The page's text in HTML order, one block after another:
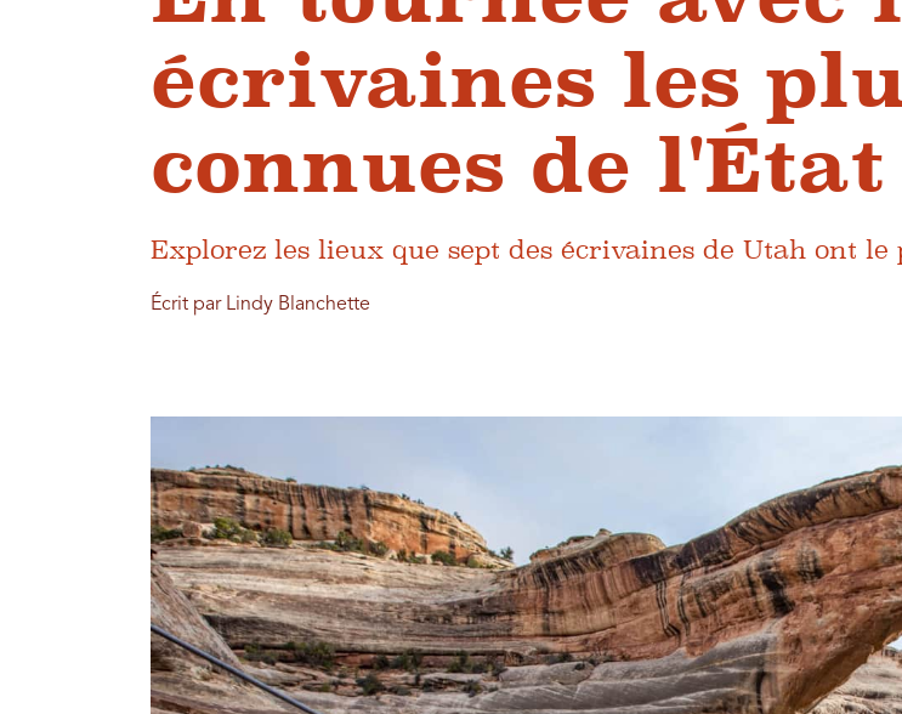
écrivaines les
connues de l'État
Explorez les lieux que sept des écrivaines de Utah ont le
Écrit par Lindy Blanchette